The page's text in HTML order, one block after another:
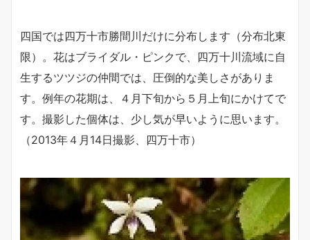
四国では四万十市勝間川だけに分布します（分布北東
限）。花はブライダル・ピンクで、四万十川流域に自
生するツツジの仲間では、圧倒的な美しさがありま
す。例年の花期は、４月下旬から５月上旬にかけてで
す。撮影した個体は、少し気が早いように思います。
（2013年４月14日撮影、四万十市）